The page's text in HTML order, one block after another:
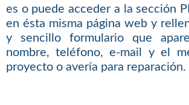
es o puede acceder a la sección
en ésta misma página web y
y sencillo formulario que
nombre, teléfono, e-mail y el
proyecto o avería para reparación.